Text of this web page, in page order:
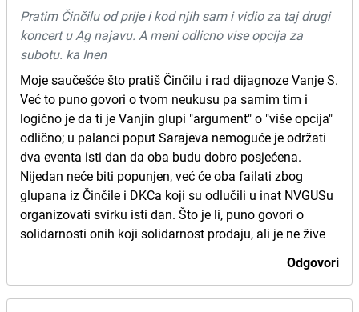
Pratim Činčilu od prije i kod njih sam i vidio za taj drugi
koncert u Ag najavu. A meni odlicno vise opcija za
subotu. ka Inen
Moje saučešće što pratiš Činčilu i rad dijagnoze Vanje S.
Već to puno govori o tvom neukusu pa samim tim i
logično je da ti je Vanjin glupi "argument" o "više opcija"
odlično; u palanci poput Sarajeva nemoguće je održati
dva eventa isti dan da oba budu dobro posjećena.
Nijedan neće biti popunjen, već će oba failati zbog
glupana iz Činčile i DKCa koji su odlučili u inat NVGUSu
organizovati svirku isti dan. Što je li, puno govori o
solidarnosti onih koji solidarnost prodaju, ali je ne žive
Odgovori